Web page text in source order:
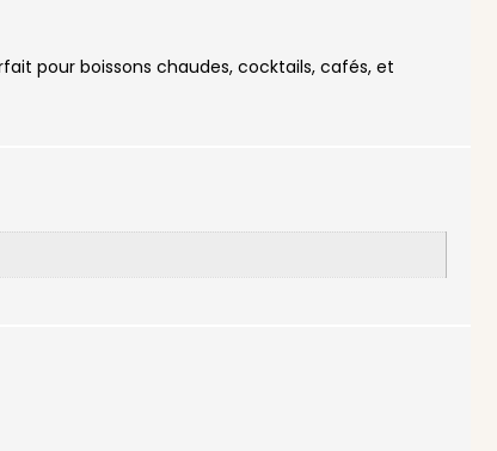
pour boissons chaudes, cocktails, cafés, et